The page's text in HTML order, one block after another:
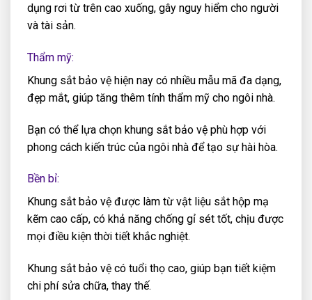
dụng rơi từ trên cao xuống, gây nguy hiểm cho người
và tài sản.
Thẩm mỹ:
Khung sắt bảo vệ hiện nay có nhiều mẫu mã đa dạng,
đẹp mắt, giúp tăng thêm tính thẩm mỹ cho ngôi nhà.
Bạn có thể lựa chọn khung sắt bảo vệ phù hợp với
phong cách kiến trúc của ngôi nhà để tạo sự hài hòa.
Bền bỉ:
Khung sắt bảo vệ được làm từ vật liệu sắt hộp mạ
kẽm cao cấp, có khả năng chống gỉ sét tốt, chịu được
mọi điều kiện thời tiết khắc nghiệt.
Khung sắt bảo vệ có tuổi thọ cao, giúp bạn tiết kiệm
chi phí sửa chữa, thay thế.